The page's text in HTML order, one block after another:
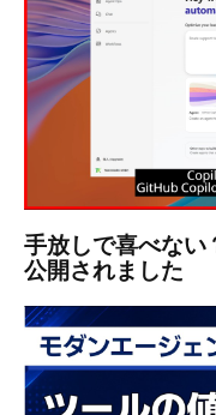
手放しで喜べない
公開されました